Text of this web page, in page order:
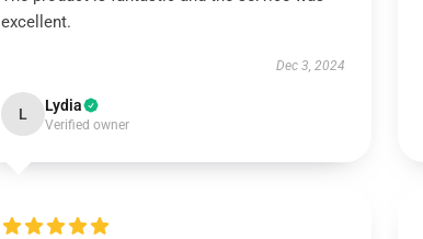
excellent.
Dec 3, 2024
L Lydia
Verified owner